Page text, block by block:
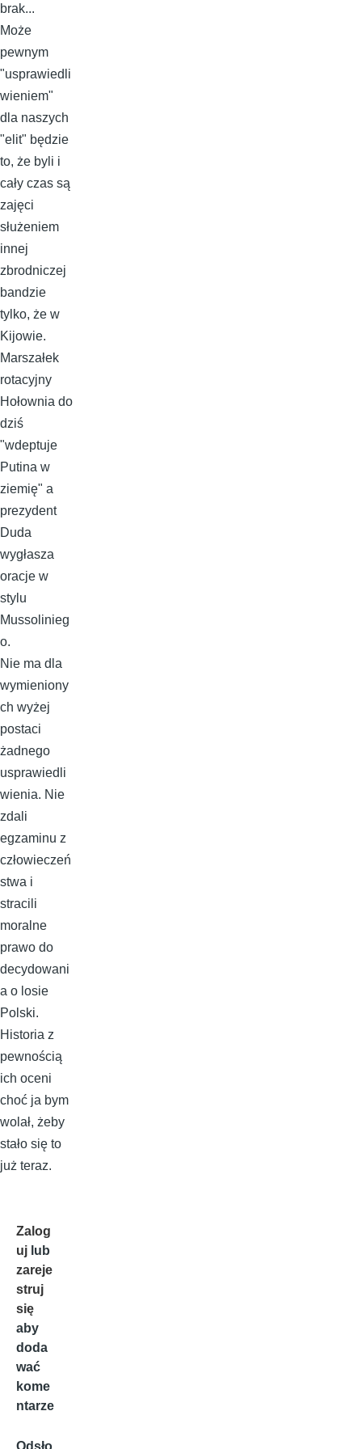
brak...
Może
pewnym
"usprawiedli
wieniem"
dla naszych
"elit" będzie
to, że byli i
cały czas są
zajęci
służeniem
innej
zbrodniczej
bandzie
tylko, że w
Kijowie.
Marszałek
rotacyjny
Hołownia do
dziś
"wdeptuje
Putina w
ziemię" a
prezydent
Duda
wygłasza
oracje w
stylu
Mussolinieg
o.
Nie ma dla
wymieniony
ch wyżej
postaci
żadnego
usprawiedli
wienia. Nie
zdali
egzaminu z
człowieczeń
stwa i
stracili
moralne
prawo do
decydowani
a o losie
Polski.
Historia z
pewnością
ich oceni
choć ja bym
wolał, żeby
stało się to
już teraz.
Zalog
uj lub
zareje
struj
się
aby
doda
wać
kome
ntarze